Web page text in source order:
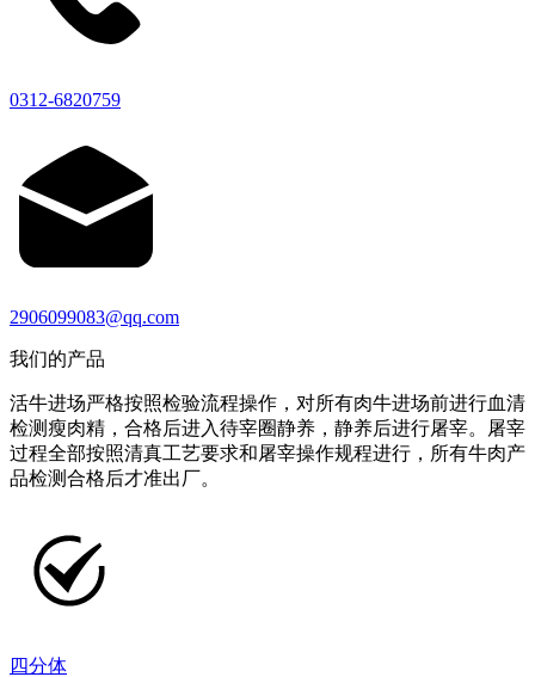
0312-6820759
2906099083@qq.com
我们的产品
活牛进场严格按照检验流程操作，对所有肉牛进场前进行血清
检测瘦肉精，合格后进入待宰圈静养，静养后进行屠宰。屠宰
过程全部按照清真工艺要求和屠宰操作规程进行，所有牛肉产
品检测合格后才准出厂。
四分体